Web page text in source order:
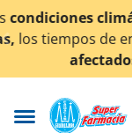
< div
por
¡Ahora